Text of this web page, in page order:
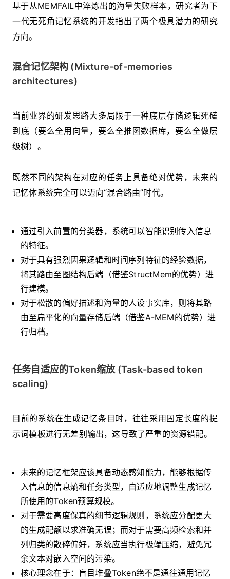
基于从MEMFAIL中淬炼出的海量失败样本，研究者为下
一代无死角记忆系统的开发指出了两个极具潜力的研究
方向。
混合记忆架构 (Mixture-of-memories
architectures)
当前业界的研发思路大多局限于一种底层存储逻辑死磕
到底（要么全用向量，要么全推图数据库，要么全做层
级树）。
既然不同的架构在对应的任务上具备绝对优势，未来的
记忆体系统完全可以迈向“混合路由”时代。
通过引入前置的分类器，系统可以智能识别传入信息
的特征。
对于具有强烈因果逻辑和时间序列特征的经验数据，
将其路由至图结构后端（借鉴StructMem的优势）进
行建模。
对于松散的偏好描述和海量的人设事实库，则将其路
由至扁平化的向量存储后端（借鉴A-MEM的优势）进
行归档。
任务自适应的Token缩放 (Task-based token
scaling)
目前的系统在生成记忆条目时，往往采用固定长度的提
示词模板进行无差别输出，这导致了严重的资源错配。
未来的记忆框架应该具备动态感知能力，能够根据传
入信息的信息熵和任务类型，自适应地调整生成记忆
所使用的Token预算规模。
对于需要高度保真的细节逻辑规则，系统应分配更大
的生成配额以求准确无误；而对于需要高频检索和并
列归类的散碎偏好，系统应当执行极端压缩，避免冗
余文本对嵌入空间的污染。
核心理念在于：盲目堆叠Token绝不是通往通用记忆